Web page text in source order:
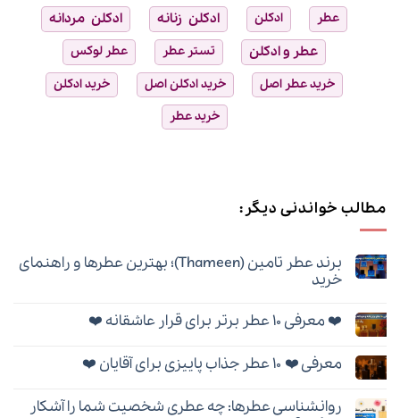
عطر ادکلن ادکلن زنانه
ادکلن مردانه
عطر و ادکلن
تستر عطر
عطر لوکس
خرید عطر اصل
خرید ادکلن اصل
خرید ادکلن
خرید عطر
مطالب خواندنی دیگر:
برند عطر تامین (Thameen)؛ بهترین عطرها و راهنمای
خرید
برای
(Thameen)؛
و
راهنمای
ثبت
❤️ معرفی ۱۰ عطر برتر برای قرار عاشقانه ❤️
برای
❤️
عطر
ثبت
نشده
معرفی ❤️ ۱۰ عطر جذاب پاییزی برای آقایان ❤️
برای
ثبت
روانشناسی عطرها: چه عطری شخصیت شما را آشکار